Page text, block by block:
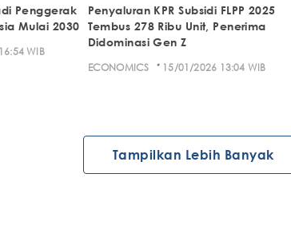
Penggerak
Mulai 2030
WIB
Penyaluran KPR Subsidi FLPP 2025
Tembus 278 Ribu Unit, Penerima
Didominasi Gen Z
ECONOMICS · 15/01/2026 13:04 WIB
Tampilkan Lebih Banyak